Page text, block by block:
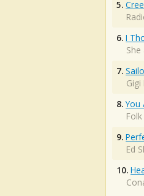
5.
6. I
She
7.
Gigi
8. You
9.
Ed
10.